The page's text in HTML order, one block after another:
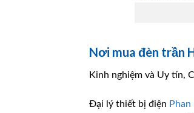
Nơi mua đèn trần
Kinh nghiệm và Uy tín,
Đại lý thiết bị điện